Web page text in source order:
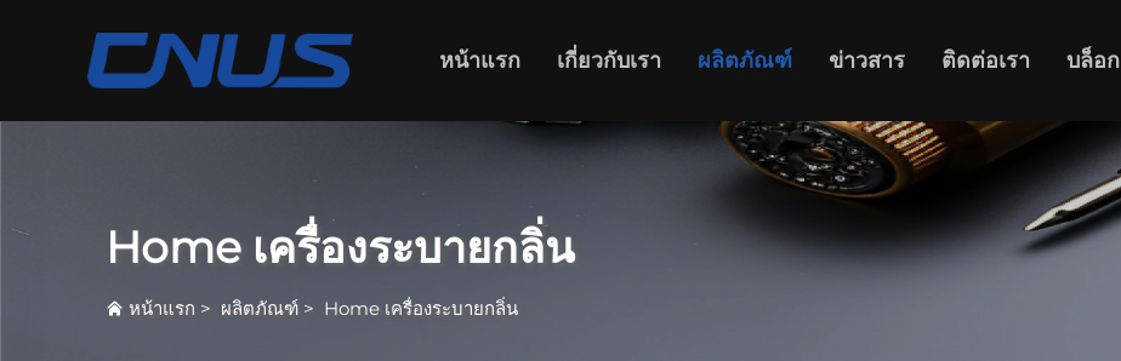
หน้าแรก เกี่ยวกับเรา ผลิตภัณฑ์ ข่าวสาร ติดต่อเรา บล็อก
Home เครื่องระบายกลิ่น
หน้าแรก > ผลิตภัณฑ์ > Home เครื่องระบายกลิ่น